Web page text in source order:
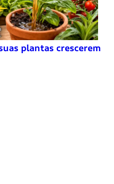
plantas crescerem